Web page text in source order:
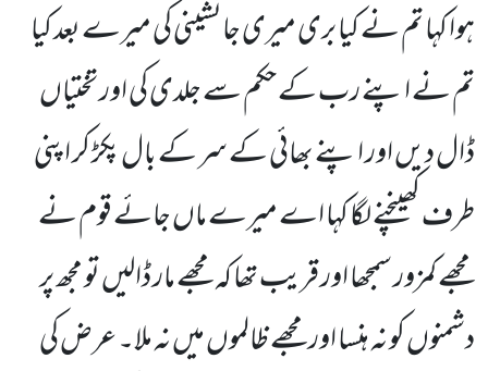
ہوا کہا تم نے کیا بری میری جانشینی کی میرے بعد کیا
تم نے اپنے رب کے حکم سے جلدی کی اور تختیاں
ڈال دیں اور اپنے بھائی کے سر کے بال پکڑ کر اپنی
طرف کھینچنے لگا کہا اے میرے ماں جائے قوم نے
مجھے کمزور سمجھا اور قریب تھا کہ مجھے مار ڈالیں تو مجھ پر
دشمنوں کو نہ ہنسا اور مجھے ظالموں میں نہ ملا۔ عرض کی